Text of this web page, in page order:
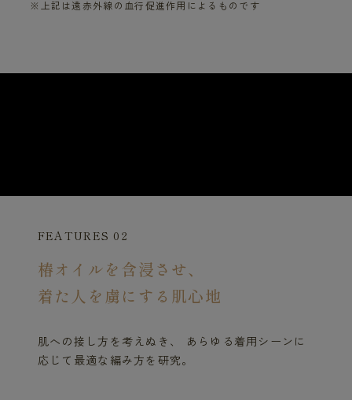
※上記は遠赤外線の血行促進作用によるものです
FEATURES 02
椿オイルを含浸させ、
着た人を虜にする肌心地
肌への接し方を考えぬき、 あらゆる着用シーンに
応じて最適な編み方を研究。